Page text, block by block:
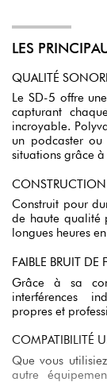
LES
QUALITÉ
Le SD-5 offre
capturant
incroyable.
un podcaster
situations grâce
CONSTRUCTION
Construit pour
de haute qualité
longues heures
FAIBLE BRUIT DE
Grâce à sa
interférences
propres et
COMPATIBILITÉ
Que vous
autre